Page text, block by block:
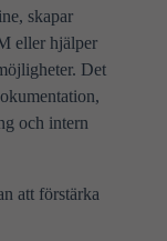
skapar
eller hjälper
Det
och intern
att förstärka